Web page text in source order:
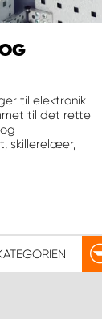
til elektronik
til det rette
skillerelæer,